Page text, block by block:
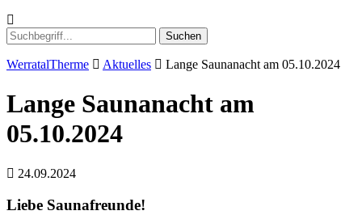
Suchen
WerratalTherme Aktuelles Lange Saunanacht am 05.10.2024
Lange Saunanacht am
05.10.2024
24.09.2024
Liebe Saunafreunde!